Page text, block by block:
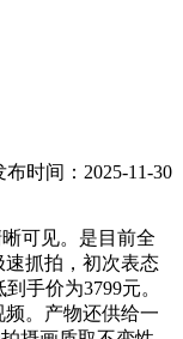
布时间：2025-11-30
可见。是目前全
速抓拍，初次表态
手价为3799元。
。产物还供给一